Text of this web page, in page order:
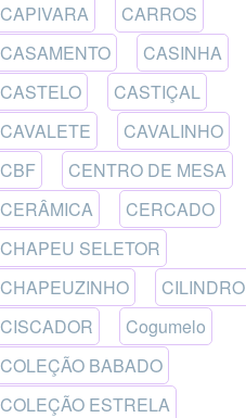
CAPIVARA
CARROS
CASAMENTO
CASINHA
CASTELO
CASTIÇAL
CAVALETE
CAVALINHO
CBF
CENTRO DE MESA
CERÂMICA
CERCADO
CHAPEU SELETOR
CHAPEUZINHO
CILINDRO
CISCADOR
Cogumelo
COLEÇÃO BABADO
COLEÇÃO ESTRELA